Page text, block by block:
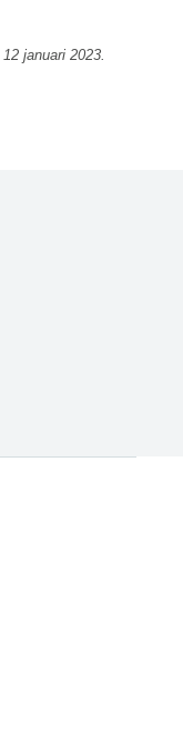
12 januari 2023.